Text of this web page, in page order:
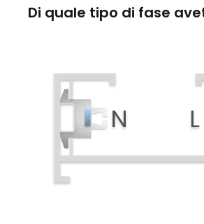
Di quale tipo di fase